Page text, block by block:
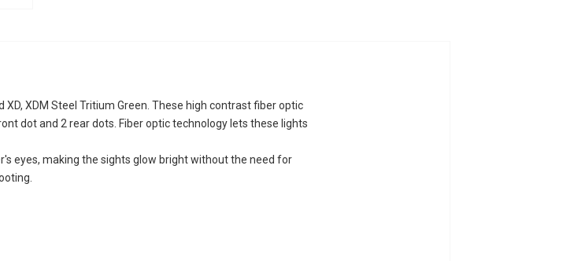
XDM Steel Tritium Green. These high contrast fiber optic
dot and 2 rear dots. Fiber optic technology lets these lights
eyes, making the sights glow bright without the need for